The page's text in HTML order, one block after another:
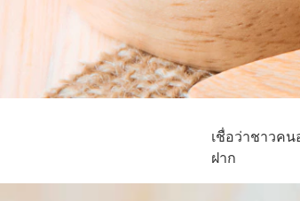
เชื่อว่าชาวคน
ฝาก